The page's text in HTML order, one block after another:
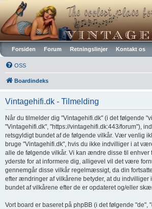
Vintagehifi.dk
Forsiden Forum Retningslinjer Kontakt os
OSS
Boardindeks
Vintagehifi.dk - Tilmelding
Når du tilmelder dig "Vintagehifi.dk" (i det følgende
"Vintagehifi.dk", "https://vintagehifi.dk:443/forum"),
retsgyldigt bundet af de følgende vilkår. Vær venlig
bruge "Vintagehifi.dk", hvis du ikke indvilliger i at
alle de følgende vilkår. Vi kan ændre disse til enhver
yderste for at informere dig, alligevel vil det være
gennemgår disse vilkår regelmæssigt, da din
efter ændringer af vilkårene betyder, at du indvilliger
bundet af vilkårene efter de er opdateret og/eller
Vort board er baseret på phpBB (i det følgende "de",